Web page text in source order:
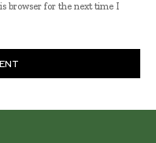
browser for the next time I